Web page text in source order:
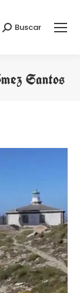
Buscar:
Buscar
Santos